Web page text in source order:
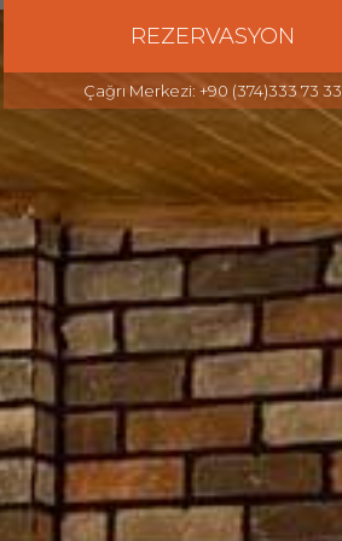
REZERVASYON
Çağrı Merkezi: +90 (374)333 73 33